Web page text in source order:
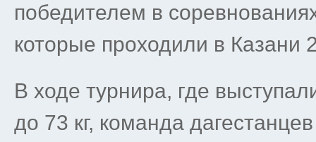
победителем в
которые проходили в Казани
В ходе турнира, где
до 73 кг, команда